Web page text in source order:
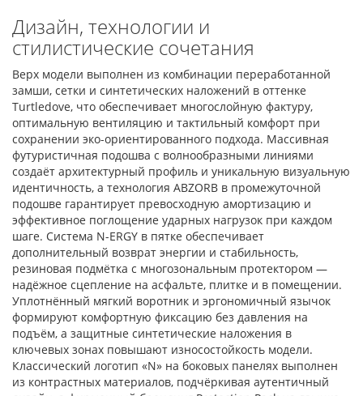
Дизайн, технологии и
стилистические сочетания
Верх модели выполнен из комбинации переработанной
замши, сетки и синтетических наложений в оттенке
Turtledove, что обеспечивает многослойную фактуру,
оптимальную вентиляцию и тактильный комфорт при
сохранении эко-ориентированного подхода. Массивная
футуристичная подошва с волнообразными линиями
создаёт архитектурный профиль и уникальную визуальную
идентичность, а технология ABZORB в промежуточной
подошве гарантирует превосходную амортизацию и
эффективное поглощение ударных нагрузок при каждом
шаге. Система N-ERGY в пятке обеспечивает
дополнительный возврат энергии и стабильность,
резиновая подмётка с многозональным протектором —
надёжное сцепление на асфальте, плитке и в помещении.
Уплотнённый мягкий воротник и эргономичный язычок
формируют комфортную фиксацию без давления на
подъём, а защитные синтетические наложения в
ключевых зонах повышают износостойкость модели.
Классический логотип «N» на боковых панелях выполнен
из контрастных материалов, подчёркивая аутентичный